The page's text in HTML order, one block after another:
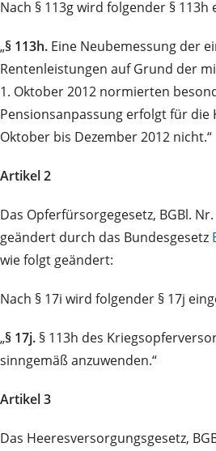
Nach § 113g wird folgender § 113h
„§ 113h. Eine Neubemessung der
Rentenleistungen auf Grund der
1. Oktober 2012 normierten
Pensionsanpassung erfolgt für die
Oktober bis Dezember 2012 nicht.“
Artikel 2
Das Opferfürsorgegesetz, BGBl.
geändert durch das Bundesgesetz
wie folgt geändert:
Nach § 17i wird folgender § 17j
„§ 17j. § 113h des
sinngemäß anzuwenden.“
Artikel 3
Das Heeresversorgungsgesetz,